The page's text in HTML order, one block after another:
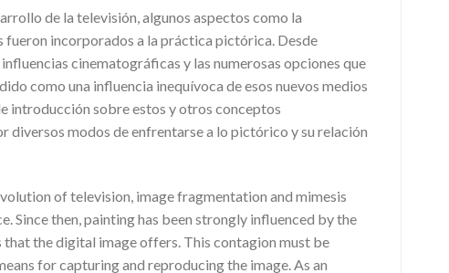
de la televisión, algunos aspectos como la
fueron incorporados a la práctica pictórica. Desde
cinematográficas y las numerosas opciones que
como una influencia inequívoca de esos nuevos medios
introducción sobre estos y otros conceptos
diversos modos de enfrentarse a lo pictórico y su relación
of television, image fragmentation and mimesis
then, painting has been strongly influenced by the
the digital image offers. This contagion must be
for capturing and reproducing the image. As an